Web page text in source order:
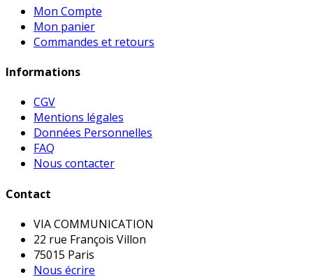
Mon Compte
Mon panier
Commandes et retours
Informations
CGV
Mentions légales
Données Personnelles
FAQ
Nous contacter
Contact
VIA COMMUNICATION
22 rue François Villon
75015 Paris
Nous écrire